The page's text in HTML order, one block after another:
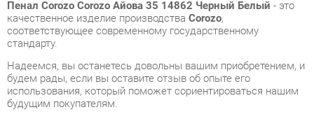
использования, который поможет сориентироваться нашим
будущим покупателям.
Кроме формы
e-mail, телефону в Екатеринбурге и через мессенджеры
Telegram и WhatsApp.
Шкафы в ванную также можно сравнить между собой в